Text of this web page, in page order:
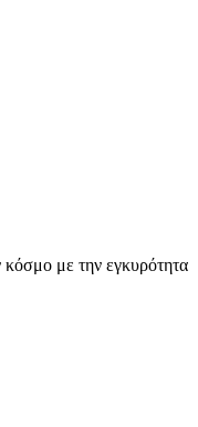
κόσμο με την εγκυρότητα